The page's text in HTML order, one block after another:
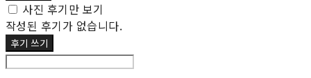
사진 후기만 보기
작성된 후기가 없습니다.
후기 쓰기